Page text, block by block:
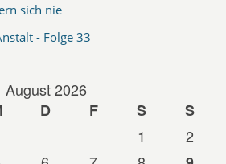
sich nie
- Folge 33
August 2026
D F S
S
1
2